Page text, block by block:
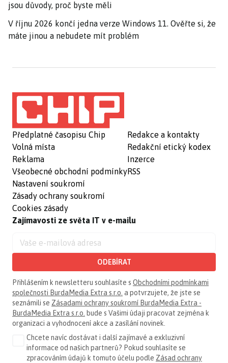
jsou důvody, proč byste měli
V říjnu 2026 končí jedna verze Windows 11. Ověřte si, že
máte jinou a nebudete mít problém
Předplatné časopisu Chip
Volná místa
Reklama
Všeobecné obchodní podmínky
Nastavení soukromí
Zásady ochrany soukromí
Cookies zásady
Redakce a kontakty
Redakční etický kodex
Inzerce
RSS
Zajímavosti ze světa IT v e-mailu
ODEBÍRAT
Přihlášením k newsletteru souhlasíte s Obchodními podmínkami
společnosti BurdaMedia Extra s.r.o. a potvrzujete, že jste se
seznámili se Zásadami ochrany soukromí BurdaMedia Extra -
BurdaMedia Extra s.r.o. bude s Vašimi údaji pracovat zejména k
organizaci a vyhodnocení akce a zasílání novinek.
Chcete navíc dostávat i další zajímavé a exkluzivní
informace od našich partnerů? Pokud souhlasíte se
zpracováním údajů k tomuto účelu podle Zásad ochrany